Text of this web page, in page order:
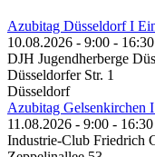
Azubitag Düsseldorf I
10.08.2026 - 9:00 - 16:30
DJH Jugendherberge
Düsseldorfer Str. 1
Düsseldorf
Azubitag Gelsenkirchen
11.08.2026 - 9:00 - 16:30
Industrie-Club Friedrich